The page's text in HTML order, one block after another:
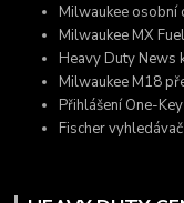
Milwaukee osobní
Milwaukee MX
Heavy Duty News
Milwaukee M18
Přihlášení One-Key
Fischer